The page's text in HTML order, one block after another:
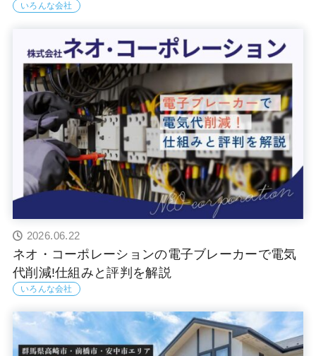
いろんな会社
2026.06.22
ネオ・コーポレーションの電子ブレーカーで電気
代削減!仕組みと評判を解説
いろんな会社